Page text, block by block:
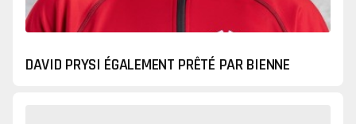
DAVID PRYSI ÉGALEMENT PRÊTÉ PAR BIENNE